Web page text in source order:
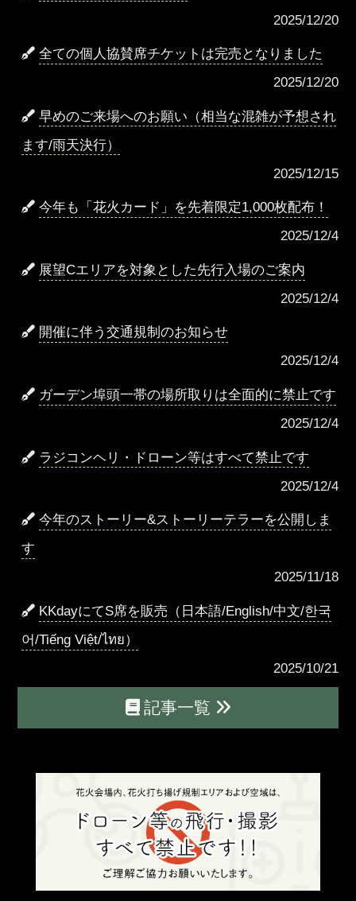
2025/12/20
全ての個人協賛席チケットは完売となりました
2025/12/20
早めのご来場へのお願い（相当な混雑が予想され
ます/雨天決行）
2025/12/15
今年も「花火カード」を先着限定1,000枚配布！
2025/12/4
展望Cエリアを対象とした先行入場のご案内
2025/12/4
開催に伴う交通規制のお知らせ
2025/12/4
ガーデン埠頭一帯の場所取りは全面的に禁止です
2025/12/4
ラジコンヘリ・ドローン等はすべて禁止です
2025/12/4
今年のストーリー&ストーリーテラーを公開しま
す
2025/11/18
KKdayにてS席を販売（日本語/English/中文/한국
어/Tiếng Việt/ไทย）
2025/10/21
記事一覧